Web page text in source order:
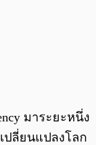
มาระยะหนึ่ง
ปลี่ยนแปลงโลก